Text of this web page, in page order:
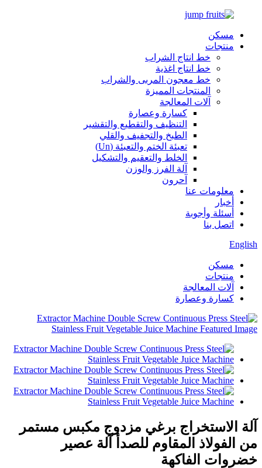
مسكن
منتجات
خط انتاج الشراب
خط انتاج اغذية
خط معجون المربى والشراب
المنتجات المميزة
آلات المعالجة
كسارة وعصارة
التنظيف والتقطيع والتقشير
الطبخ والتجفيف والقلي
تعبئة الختم والتعبئة (Un)
الخلط والتعقيم والتشكيل
آلة الفرز والوزن
آحرون
معلومات عنا
أخبار
أسئلة وأجوبة
اتصل بنا
English
مسكن
منتجات
آلات المعالجة
كسارة وعصارة
آلة الاستخراج برغي مزدوج مكبس مستمر
من الفولاذ المقاوم للصدأ آلة عصير
خضروات الفاكهة